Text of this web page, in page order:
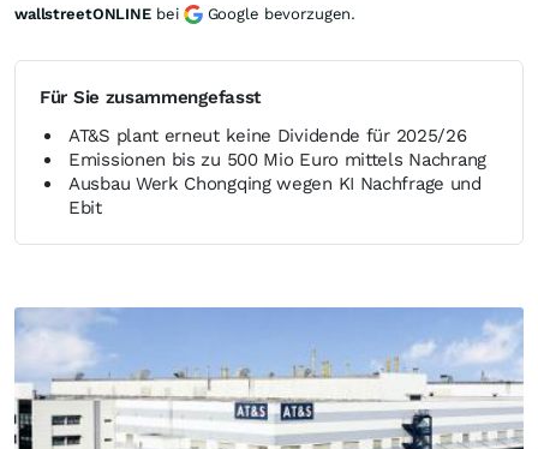
Für Sie zusammengefasst
AT&S plant erneut keine Dividende für 2025/26
Emissionen bis zu 500 Mio Euro mittels Nachrang
Ausbau Werk Chongqing wegen KI Nachfrage und
Ebit
wallstreetONLINE bei Google bevorzugen.